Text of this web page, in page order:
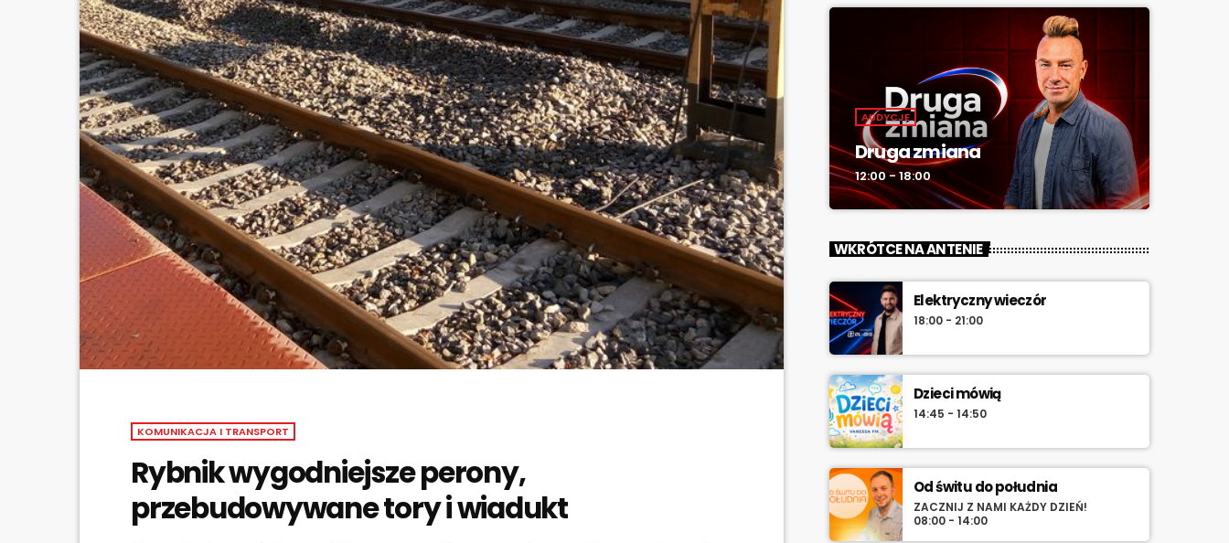
KOMUNIKACJA I TRANSPORT
Rybnik wygodniejsze perony,
przebudowywane tory i wiadukt
AUDYCJE
Druga zmiana
12:00 - 18:00
WKRÓTCE NA ANTENIE
Elektryczny wieczór
18:00 - 21:00
Dzieci mówią
14:45 - 14:50
Od świtu do południa
ZACZNIJ Z NAMI KAŻDY DZIEŃ!
08:00 - 14:00